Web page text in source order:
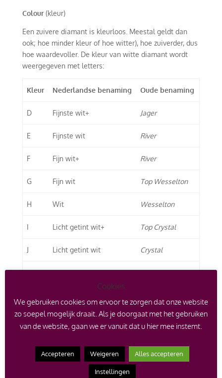
Colour(kleur)
Een zuivere diamant is kleurloos. Meestal geldt dan
ook; hoe minder kleur of hoe witter), hoe zuiverder, dus
hoe waardevoller. De kleur van witte diamant wordt
weergegeven met letters:
Kleur Nederlandse benaming Oude benaming
D Fijnste wit+ Jager
E Fijnste wit River
F Fijn wit+ River
G Fijn wit Top Wesselton
H Wit Wesselton
I Licht getint wit+ Top Crystal
J Licht getint wit Crystal
K Getint wit+ Top Cape
M Getinte kleur Cape
Getinte kleur Very Light Yellow
Cookies
We gebruiken cookies om ervoor te zorgen dat onze website
zo soepel mogelijk draait. Als je doorgaat met het gebruiken
van de website, gaan we er vanuit dat u hier mee instemt.
Accepteren Weigeren Alles accepteren
Instellingen